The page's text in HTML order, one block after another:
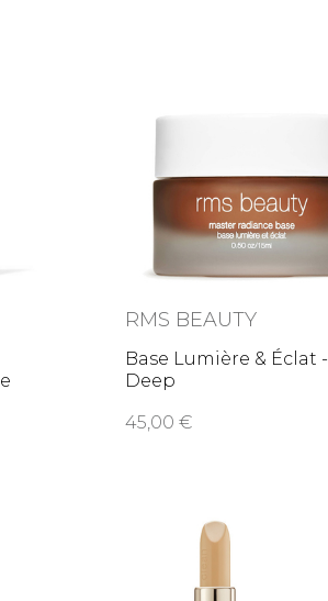
RMS BEAUTY
Base Lumière & Éclat -
Deep
45,00